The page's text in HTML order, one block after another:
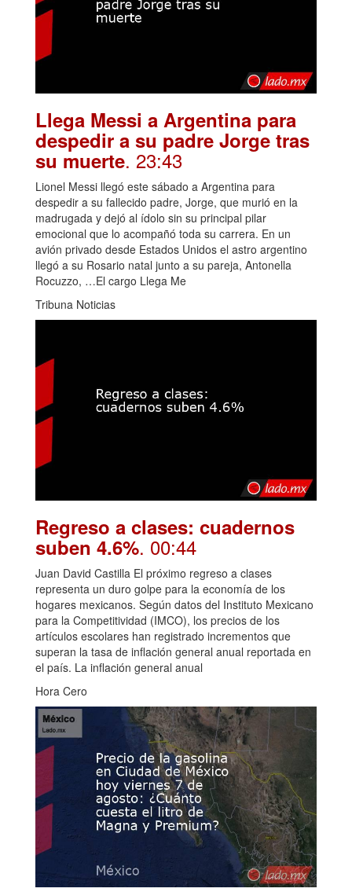
Llega Messi a Argentina para
despedir a su padre Jorge tras
su muerte. 23:43
Lionel Messi llegó este sábado a Argentina para
despedir a su fallecido padre, Jorge, que murió en la
madrugada y dejó al ídolo sin su principal pilar
emocional que lo acompañó toda su carrera. En un
avión privado desde Estados Unidos el astro argentino
llegó a su Rosario natal junto a su pareja, Antonella
Rocuzzo, …El cargo Llega Me
Tribuna Noticias
Regreso a clases: cuadernos
suben 4.6%. 00:44
Juan David Castilla El próximo regreso a clases
representa un duro golpe para la economía de los
hogares mexicanos. Según datos del Instituto Mexicano
para la Competitividad (IMCO), los precios de los
artículos escolares han registrado incrementos que
superan la tasa de inflación general anual reportada en
el país. La inflación general anual
Hora Cero